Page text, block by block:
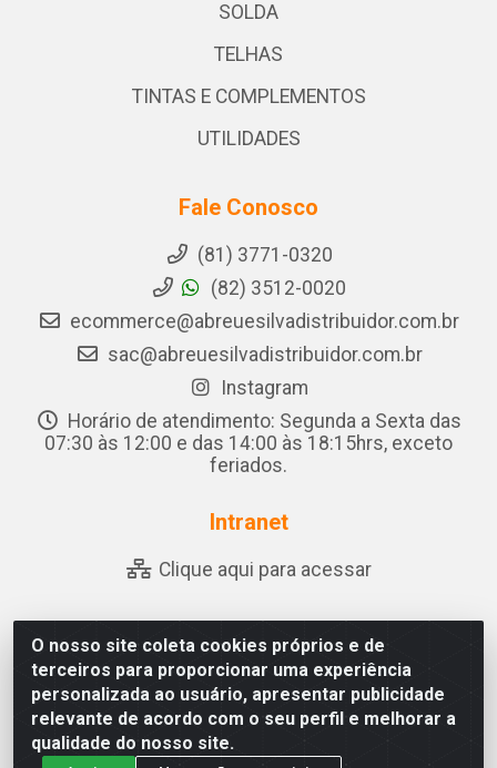
O nosso site coleta cookies próprios e de
terceiros para proporcionar uma experiência
personalizada ao usuário, apresentar publicidade
relevante de acordo com o seu perfil e melhorar a
qualidade do nosso site.
SOLDA
TELHAS
TINTAS E COMPLEMENTOS
UTILIDADES
Fale Conosco
(81) 3771-0320
(82) 3512-0020
ecommerce@abreuesilvadistribuidor.com.br
sac@abreuesilvadistribuidor.com.br
Instagram
Horário de atendimento: Segunda a Sexta das
07:30 às 12:00 e das 14:00 às 18:15hrs, exceto
feriados.
Intranet
Clique aqui para acessar
Abreu & Silva - Rua Padre Jose de Souza Leite, 265 - Ariado,
Olho D'Água das Flores/AL - CEP 57.442-000 - CNPJ
04.790.656/0001-06